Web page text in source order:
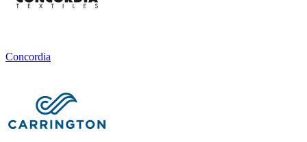
Concordia